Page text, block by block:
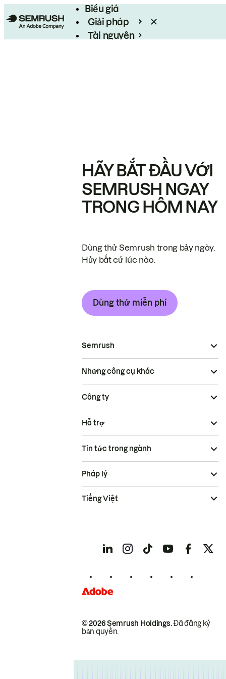
Biểu giá
Giải pháp
Tài nguyên
HÃY BẮT ĐẦU VỚI
SEMRUSH NGAY
TRONG HÔM NAY
Dùng thử Semrush trong bảy ngày.
Hủy bất cứ lúc nào.
Dùng thử miễn phí
Semrush
Những công cụ khác
Công ty
Hỗ trợ
Tin tức trong ngành
© 2026 Semrush Holdings.Đã đăng ký
bản quyền.
Pháp lý
Tiếng Việt